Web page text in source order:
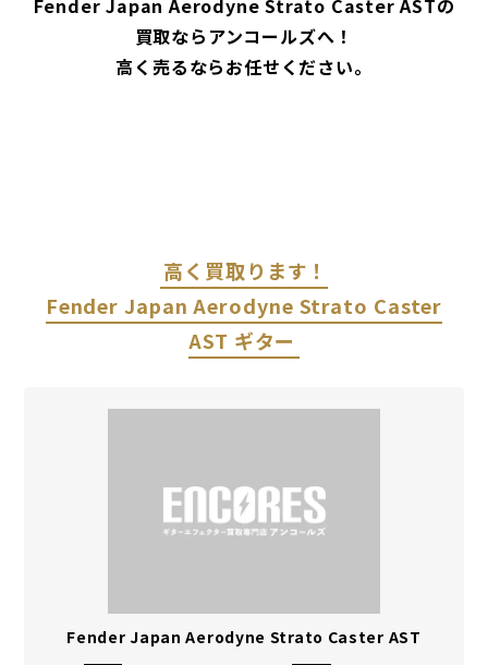
Fender Japan Aerodyne Strato Caster ASTの
買取ならアンコールズへ！
高く売るならお任せください。
高く買取ります！
Fender Japan Aerodyne Strato Caster
AST ギター
Fender Japan Aerodyne Strato Caster AST